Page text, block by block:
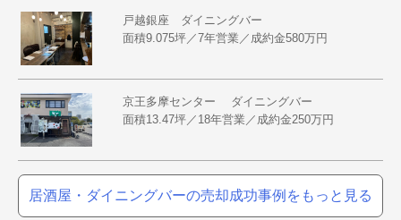
戸越銀座 ダイニングバー
面積9.075坪／7年営業／成約金580万円
京王多摩センター ダイニングバー
面積13.47坪／18年営業／成約金250万円
居酒屋・ダイニングバーの売却成功事例をもっと見る